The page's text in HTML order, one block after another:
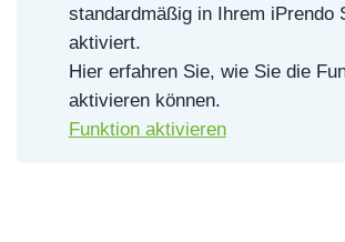
standardmäßig in Ihrem iPrendo
aktiviert.
Hier erfahren Sie, wie Sie die
aktivieren können.
Funktion aktivieren